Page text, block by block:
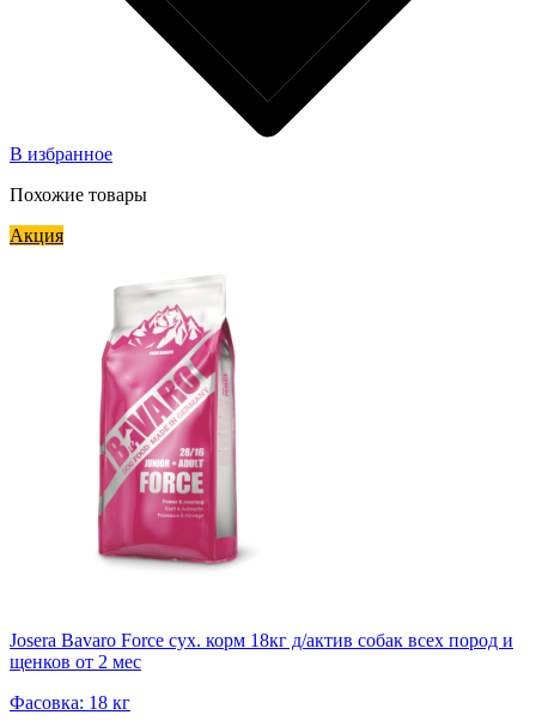
В избранное
Похожие товары
Акция
Josera Bavaro Force сух. корм 18кг д/актив собак всех пород и
щенков от 2 мес
Фасовка: 18 кг